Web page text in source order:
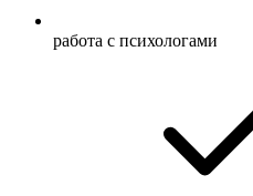
работа с психологами